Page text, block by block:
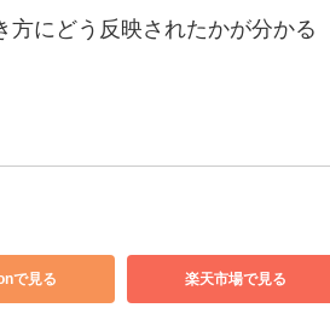
方にどう反映されたかが分かる
で見る 楽天市場で見る